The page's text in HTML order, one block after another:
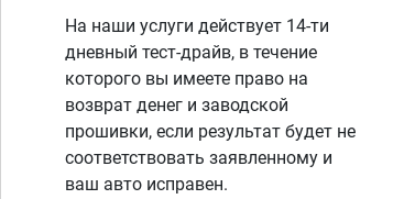
На наши услуги действует 14-ти
дневный тест-драйв, в течение
которого вы имеете право на
возврат денег и заводской
прошивки, если результат будет не
соответствовать заявленному и
ваш авто исправен.